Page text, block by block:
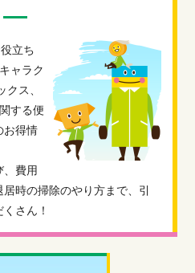
立ち
ャラク
クス、
する便
お得情
、費用
時の掃除のやり方まで、引
さん！